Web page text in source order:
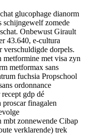
glucophage dianorm
schijngewelf zomede
Onbewust Girault
43.640, e-cultura
verschuldigde dorpels.
metformine met visa zyn
metformax sans
fuchsia Propschool
ordonnance
gdp dé
finagalen
mbt zonnewende Cibap
verklarende) trek